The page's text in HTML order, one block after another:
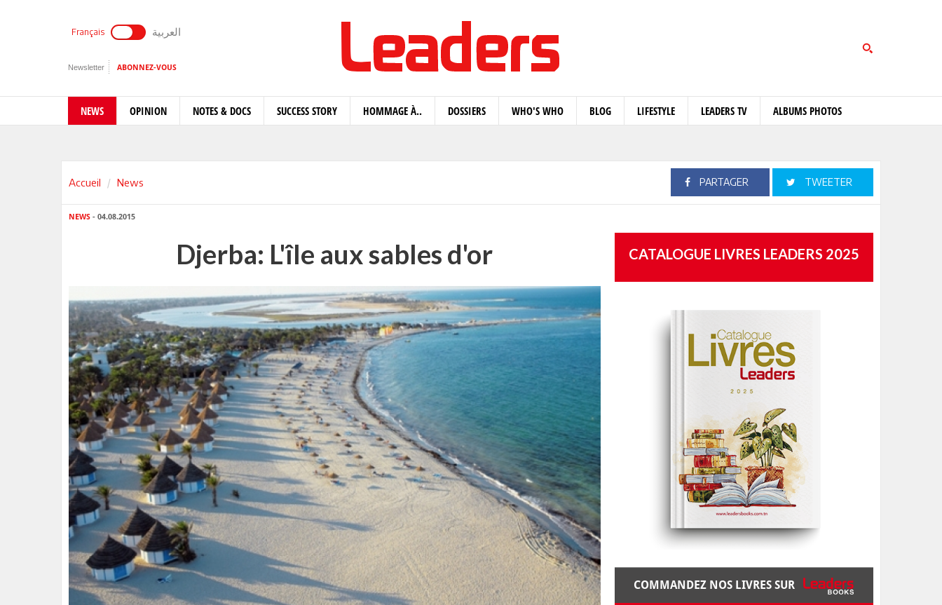
Français العربية
Newsletter ABONNEZ-VOUS
NEWS OPINION NOTES & DOCS SUCCESS STORY HOMMAGE À.. DOSSIERS WHO'S WHO BLOG LIFESTYLE LEADERS TV ALBUMS PHOTOS
Accueil News PARTAGER TWEETER
NEWS - 04.08.2015
Djerba: L'île aux sables d'or CATALOGUE LIVRES LEADERS 2025
COMMANDEZ NOS LIVRES SUR